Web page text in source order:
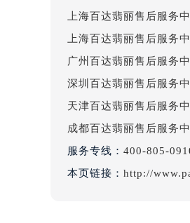
黑龙江省牡
黑龙江省七
黑龙江省绥
黑龙江省伊
吉林省白城
吉林省白山
吉林省吉林
上海百达翡丽售后服务
上海百达翡丽售后服务
广州百达翡丽售后服务
深圳百达翡丽售后服务
天津百达翡丽售后服务
成都百达翡丽售后服务
服务专线： 400-805-
本页链接： http://